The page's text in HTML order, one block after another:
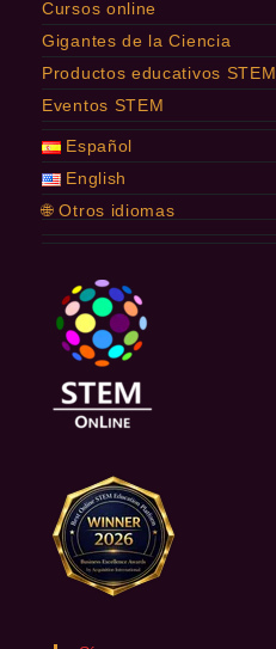
Cursos online
Gigantes de la Ciencia
Productos educativos STEM
Eventos STEM
Español
English
🌐 Otros idiomas